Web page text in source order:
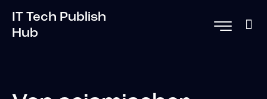
IT Tech Publish
Hub